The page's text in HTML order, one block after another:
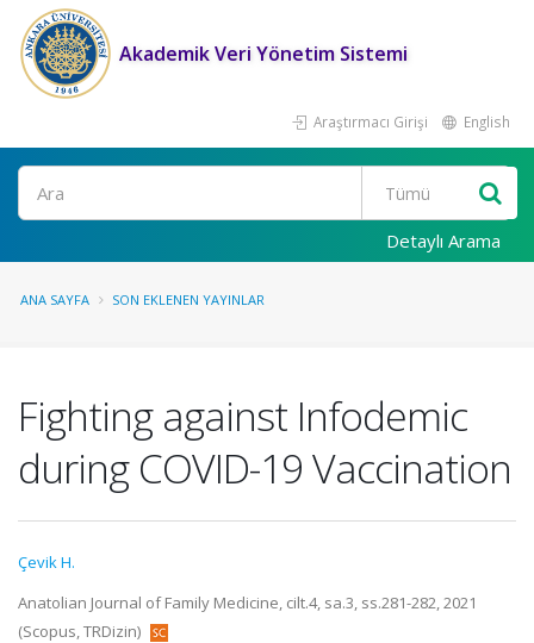
Akademik Veri Yönetim Sistemi
Araştırmacı Girişi English
Ara
Detaylı Arama
ANA SAYFA SON EKLENEN YAYINLAR
Fighting against Infodemic
during COVID-19 Vaccination
Çevik H.
Anatolian Journal of Family Medicine, cilt.4, sa.3, ss.281-282, 2021
(Scopus, TRDizin)